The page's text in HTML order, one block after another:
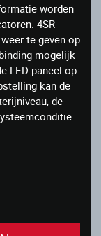
worden
4SR-
te geven op
mogelijk
LED-paneel op
kan de
de